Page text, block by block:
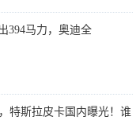
394马力，奥迪全
特斯拉皮卡国内曝光！谁